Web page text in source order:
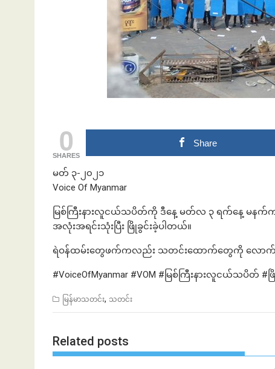
0
SHARES
Share
မတ် ၃-၂၀၂၁
Voice Of Myanmar
မြစ်ကြီးနားလူငယ်သပိတ်ကို ဒီနေ့ မတ်လ ၃ ရက်နေ့ မနက်
အလုံးအရင်းသုံးပြီး ဖြိုခွင်းခဲ့ပါတယ်။
ရဲဝန်ထမ်းတွေဖက်ကလည်း သတင်းထောက်တွေကို လောက်လေ
#VoiceOfMyanmar #VOM #မြစ်ကြီးနားလူငယ်သပိတ် #ဖ
မြန်မာသတင်း, သတင်း
Related posts
ဘဏ်နဲ့အကြွေး